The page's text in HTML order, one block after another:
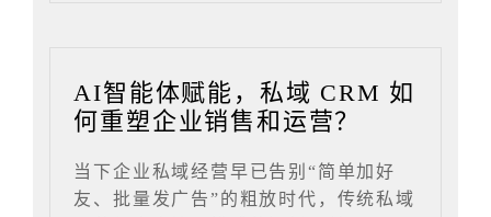
AI智能体赋能，私域 CRM 如
何重塑企业销售和运营？
当下企业私域经营早已告别“简单加好
友、批量发广告”的粗放时代，传统私域